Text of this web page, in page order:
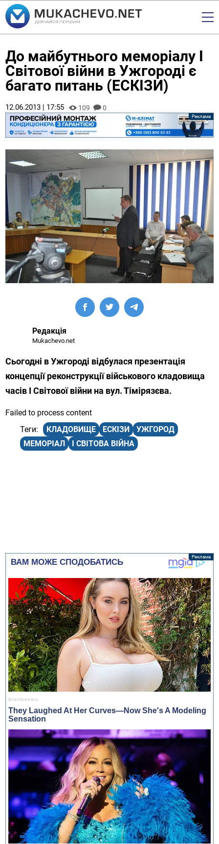
До майбутнього меморіалу І
Світової війни в Ужгороді є
багато питань (ЕСКІЗИ)
12.06.2013 | 17:55 109 0
Редакція
Mukachevo.net
Сьогодні в Ужгороді відбулася презентація
концепції реконструкції військового кладовища
часів І Світової війни на вул. Тімірязєва.
Failed to process content
КЛАДОВИЩЕ
ЕСКІЗИ
УЖГОРОД
МЕМОРІАЛ
І СВІТОВА ВІЙНА